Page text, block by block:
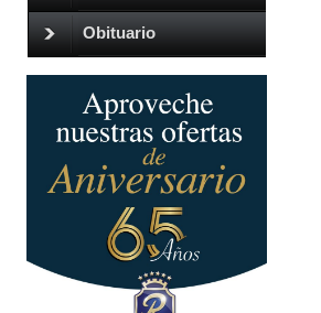
Obituario